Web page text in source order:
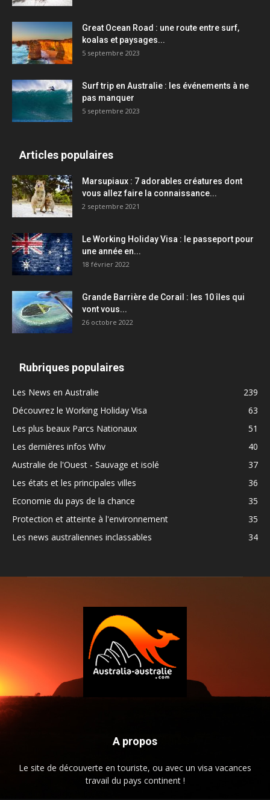
Great Ocean Road : une route entre surf,
koalas et paysages...
5 septembre 2023
Surf trip en Australie : les événements à ne
pas manquer
5 septembre 2023
Articles populaires
Marsupiaux : 7 adorables créatures dont
vous allez faire la connaissance...
2 septembre 2021
Le Working Holiday Visa : le passeport pour
une année en...
18 février 2022
Grande Barrière de Corail : les 10 îles qui
vont vous...
26 octobre 2022
Rubriques populaires
Les News en Australie
239
Découvrez le Working Holiday Visa
63
Les plus beaux Parcs Nationaux
51
Les dernières infos Whv
40
Australie de l'Ouest - Sauvage et isolé
37
Les états et les principales villes
36
Economie du pays de la chance
35
Protection et atteinte à l'environnement
35
Les news australiennes inclassables
34
A propos
Le site de découverte en touriste, ou avec un visa vacances
travail du pays continent !